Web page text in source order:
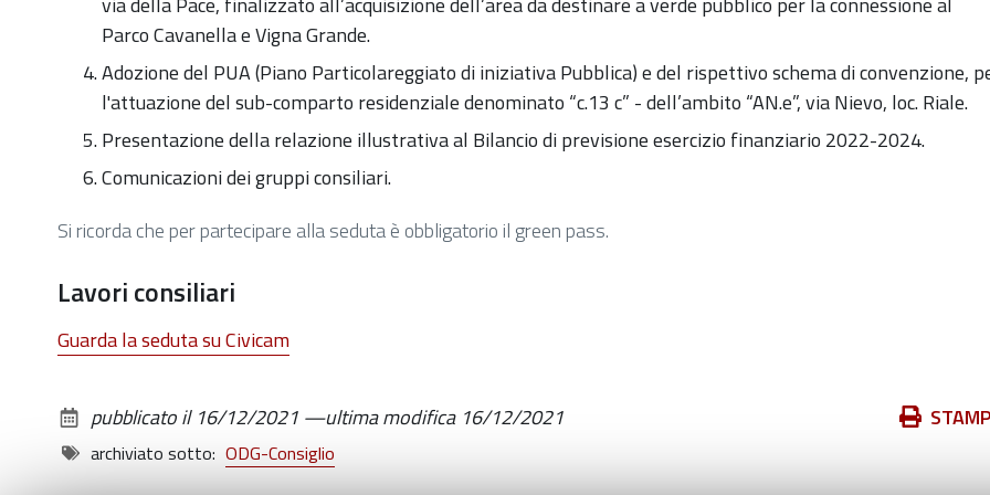
Parco Cavanella e Vigna Grande.
Adozione del PUA (Piano Particolareggiato di iniziativa Pubblica) e del rispettivoschema di convenzione,
l'attuazione del sub-comparto residenziale denominato “c.13 c” - dell’ambito “AN.e”, via Nievo, loc. Riale.
Presentazione della relazione illustrativa al Bilancio di previsione esercizio finanziario 2022-2024.
Comunicazioni dei gruppi consiliari.
Si ricorda che per partecipare alla seduta è obbligatorio il green pass.
Lavori consiliari
Guarda la seduta su Civicam
Azioni
pubblicato il 16/12/2021 —ultima modifica 16/12/2021
archiviato sotto: ODG-Consiglio